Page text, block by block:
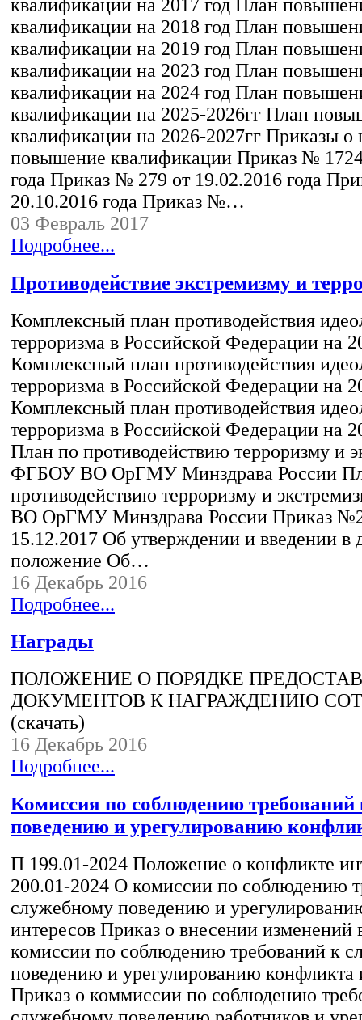
квалификации на 2017 год План
квалификации на 2018 год План
квалификации на 2019 год План
квалификации на 2023 год План
квалификации на 2024 год План
квалификации на 2025-2026гг План
квалификации на 2026-2027гг Приказы о
повышение квалификации Приказ №
года Приказ № 279 от 19.02.2016 года
20.10.2016 года Приказ №…
03 Февраль 2017
Подробнее...
Противодействие экстремизму и
Комплексный план противодействия
терроризма в Российской Федерации на
Комплексный план противодействия
терроризма в Российской Федерации на
Комплексный план противодействия
терроризма в Российской Федерации на
План по противодействию терроризму и
ФГБОУ ВО ОрГМУ Минздрава России
противодействию терроризму и
ВО ОрГМУ Минздрава России Приказ
15.12.2017 Об утверждении и введении в
положение Об…
16 Декабрь 2016
Подробнее...
Награды
ПОЛОЖЕНИЕ О ПОРЯДКЕ
ДОКУМЕНТОВ К НАГРАЖДЕНИЮ
(скачать)
16 Декабрь 2016
Подробнее...
Комиссия по соблюдению требований
поведению и урегулированию
П 199.01-2024 Положение о конфликте
200.01-2024 О комиссии по соблюдению
служебному поведению и
интересов Приказ о внесении изменений
комиссии по соблюдению требований к
поведению и урегулированию конфликта
Приказ о коммиссии по соблюдению